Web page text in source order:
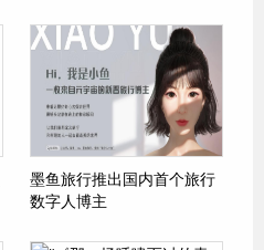
华与音乐激
墨鱼旅行推出国内首个旅行
数字人博主